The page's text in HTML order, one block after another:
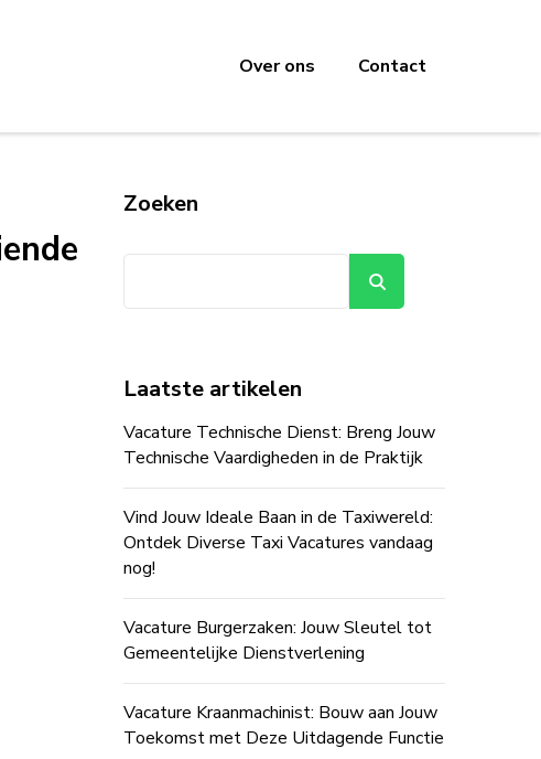
Over ons Contact
Zoeken
Laatste artikelen
Vacature Technische Dienst: Breng Jouw
Technische Vaardigheden in de Praktijk
Vind Jouw Ideale Baan in de Taxiwereld:
Ontdek Diverse Taxi Vacatures vandaag
nog!
Vacature Burgerzaken: Jouw Sleutel tot
Gemeentelijke Dienstverlening
Vacature Kraanmachinist: Bouw aan Jouw
Toekomst met Deze Uitdagende Functie